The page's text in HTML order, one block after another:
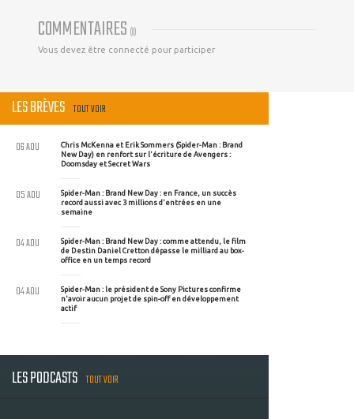
COMMENTAIRES (0)
Vous devez être connecté pour participer
LES BRÈVES TOUT VOIR
Chris McKenna et Erik Sommers (Spider-Man : Brand
New Day) en renfort sur l'écriture de Avengers :
Doomsday et Secret Wars
06 AOU
Spider-Man : Brand New Day : en France, un succès
record aussi avec 3 millions d'entrées en une
semaine
05 AOU
Spider-Man : Brand New Day : comme attendu, le film
de Destin Daniel Cretton dépasse le milliard au box-
office en un temps record
04 AOU
Spider-Man : le président de Sony Pictures confirme
n'avoir aucun projet de spin-off en développement
actif
04 AOU
LES PODCASTS TOUT VOIR